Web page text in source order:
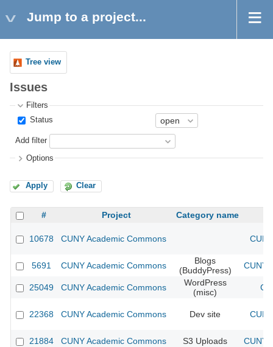
Jump to a project...
Tree view
Issues
Filters
Status
Add filter
Options
Apply Clear
# Project Category name
10678 CUNY Academic Commons
5691 CUNY Academic Commons
Blogs
(BuddyPress)
CUNY
25049 CUNY Academic Commons
WordPress
(misc)
22368 CUNY Academic Commons Dev site
21884 CUNY Academic Commons S3 Uploads CUNY